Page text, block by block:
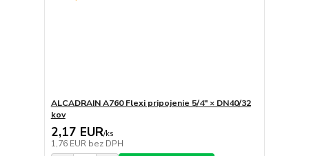
ALCADRAIN A760 Flexi pripojenie 5/4" × DN40/32
kov
2,17 EUR/ks
1,76 EUR bez DPH